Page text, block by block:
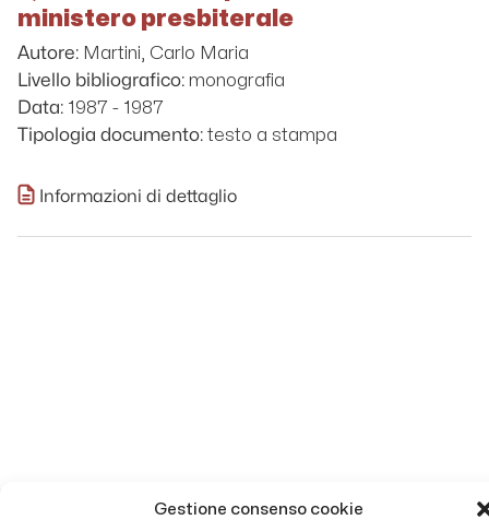
Gestione consenso cookie
ministero presbiterale
Autore: Martini, Carlo Maria
Livello bibliografico: monografia
Data: 1987 - 1987
Tipologia documento: testo a stampa
Informazioni di dettaglio